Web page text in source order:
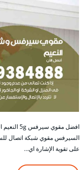
السيرفس مقوي شبكة اتصال
على تقوية الإشارة اي…